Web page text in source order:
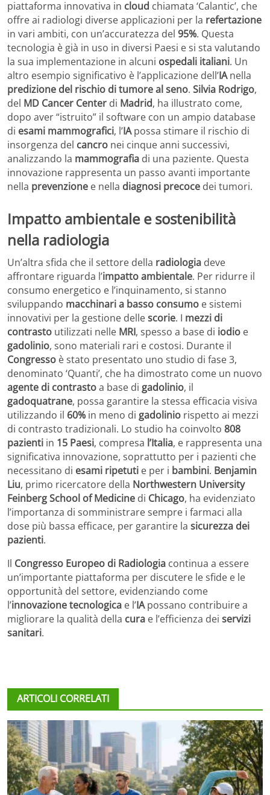
piattaforma innovativa in cloud chiamata ‘Calantic’, che
offre ai radiologi diverse applicazioni per la refertazione
in vari ambiti, con un’accuratezza del 95%. Questa
tecnologia è già in uso in diversi Paesi e si sta valutando
la sua implementazione in alcuni ospedali italiani. Un
altro esempio significativo è l’applicazione dell’IAnella
predizione del rischio di tumore al seno. Silvia Rodrigo,
del MD Cancer Center di Madrid, ha illustrato come,
dopo aver “istruito” il software con un ampio database
di esami mammografici, l’IApossa stimare il rischio di
insorgenza del cancro nei cinque anni successivi,
analizzando la mammografia di una paziente. Questa
innovazione rappresenta un passo avanti importante
nella prevenzione e nella diagnosi precoce dei tumori.
Impatto ambientale e sostenibilità
nella radiologia
Un’altra sfida che il settore della radiologia deve
affrontare riguarda l’impatto ambientale. Per ridurre il
consumo energetico e l’inquinamento, si stanno
sviluppando macchinari a basso consumo e sistemi
innovativi per la gestione dellescorie. I mezzi di
contrasto utilizzati nelle MRI, spesso a base di iodio e
gadolinio, sono materiali rari e costosi. Durante il
Congresso è stato presentato uno studio di fase 3,
denominato ‘Quanti’, che ha dimostrato come un nuovo
agente di contrastoa base di gadolinio, il
gadoquatrane, possa garantire la stessa efficacia visiva
utilizzando il 60% in meno di gadolinio rispetto ai mezzi
di contrasto tradizionali. Lo studio ha coinvolto 808
pazienti in 15 Paesi, compresa l’Italia, e rappresenta una
significativa innovazione, soprattutto per i pazienti che
necessitano di esami ripetuti e per i bambini. Benjamin
Liu, primo ricercatore della Northwestern University
Feinberg School of Medicine di Chicago, ha evidenziato
l’importanza di somministrare sempre i farmaci alla
dose più bassa efficace, per garantire la sicurezza dei
pazienti.
Il Congresso Europeo di Radiologia continua a essere
un’importante piattaforma per discutere le sfide e le
opportunità del settore, evidenziando come
l’innovazione tecnologica e l’IApossano contribuire a
migliorare la qualità della cura e l’efficienza dei servizi
sanitari.
ARTICOLI CORRELATI